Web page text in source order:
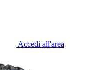
Accedi all'area